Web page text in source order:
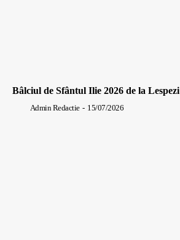
Bâlciul de Sfântul Ilie 2026 de la Lespezi
Admin Redactie - 15/07/2026